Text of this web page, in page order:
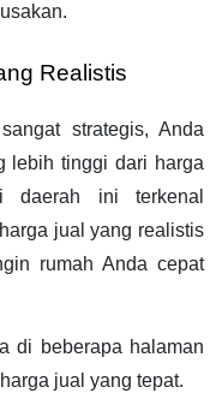
Realistis
strategis, Anda
lebih tinggi dari harga
daerah ini terkenal
jual yang realistis
rumah Anda cepat
di beberapa halaman
jual yang tepat.